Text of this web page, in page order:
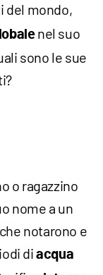
del mondo,
nel suo
sono le sue
o ragazzino
nome a un
notarono e
diacqua